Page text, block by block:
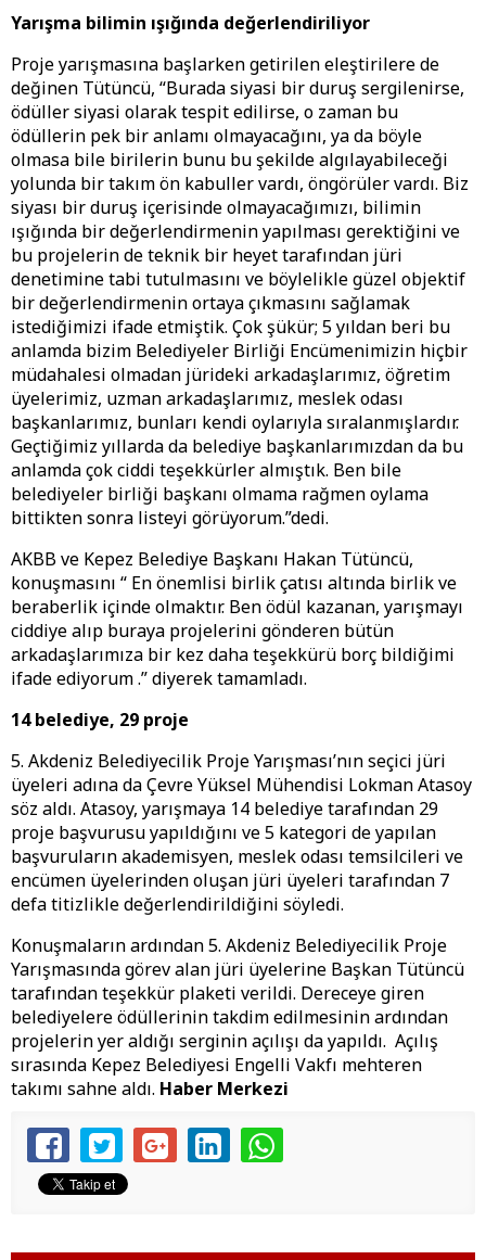
Yarışma bilimin ışığında değerlendiriliyor
Proje yarışmasına başlarken getirilen eleştirilere de
değinen Tütüncü, “Burada siyasi bir duruş sergilenirse,
ödüller siyasi olarak tespit edilirse, o zaman bu
ödüllerin pek bir anlamı olmayacağını, ya da böyle
olmasa bile birilerin bunu bu şekilde algılayabileceği
yolunda bir takım ön kabuller vardı, öngörüler vardı. Biz
siyası bir duruş içerisinde olmayacağımızı, bilimin
ışığında bir değerlendirmenin yapılması gerektiğini ve
bu projelerin de teknik bir heyet tarafından jüri
denetimine tabi tutulmasını ve böylelikle güzel objektif
bir değerlendirmenin ortaya çıkmasını sağlamak
istediğimizi ifade etmiştik. Çok şükür; 5 yıldan beri bu
anlamda bizim Belediyeler Birliği Encümenimizin hiçbir
müdahalesi olmadan jürideki arkadaşlarımız, öğretim
üyelerimiz, uzman arkadaşlarımız, meslek odası
başkanlarımız, bunları kendi oylarıyla sıralanmışlardır.
Geçtiğimiz yıllarda da belediye başkanlarımızdan da bu
anlamda çok ciddi teşekkürler almıştık. Ben bile
belediyeler birliği başkanı olmama rağmen oylama
bittikten sonra listeyi görüyorum.”dedi.
AKBB ve Kepez Belediye Başkanı Hakan Tütüncü,
konuşmasını “ En önemlisi birlik çatısı altında birlik ve
beraberlik içinde olmaktır. Ben ödül kazanan, yarışmayı
ciddiye alıp buraya projelerini gönderen bütün
arkadaşlarımıza bir kez daha teşekkürü borç bildiğimi
ifade ediyorum .” diyerek tamamladı.
14 belediye, 29 proje
5. Akdeniz Belediyecilik Proje Yarışması’nın seçici jüri
üyeleri adına da Çevre Yüksel Mühendisi Lokman Atasoy
söz aldı. Atasoy, yarışmaya 14 belediye tarafından 29
proje başvurusu yapıldığını ve 5 kategori de yapılan
başvuruların akademisyen, meslek odası temsilcileri ve
encümen üyelerinden oluşan jüri üyeleri tarafından 7
defa titizlikle değerlendirildiğini söyledi.
Konuşmaların ardından 5. Akdeniz Belediyecilik Proje
Yarışmasında görev alan jüri üyelerine Başkan Tütüncü
tarafından teşekkür plaketi verildi. Dereceye giren
belediyelere ödüllerinin takdim edilmesinin ardından
projelerin yer aldığı serginin açılışı da yapıldı. Açılış
sırasında Kepez Belediyesi Engelli Vakfı mehteren
takımı sahne aldı. Haber Merkezi